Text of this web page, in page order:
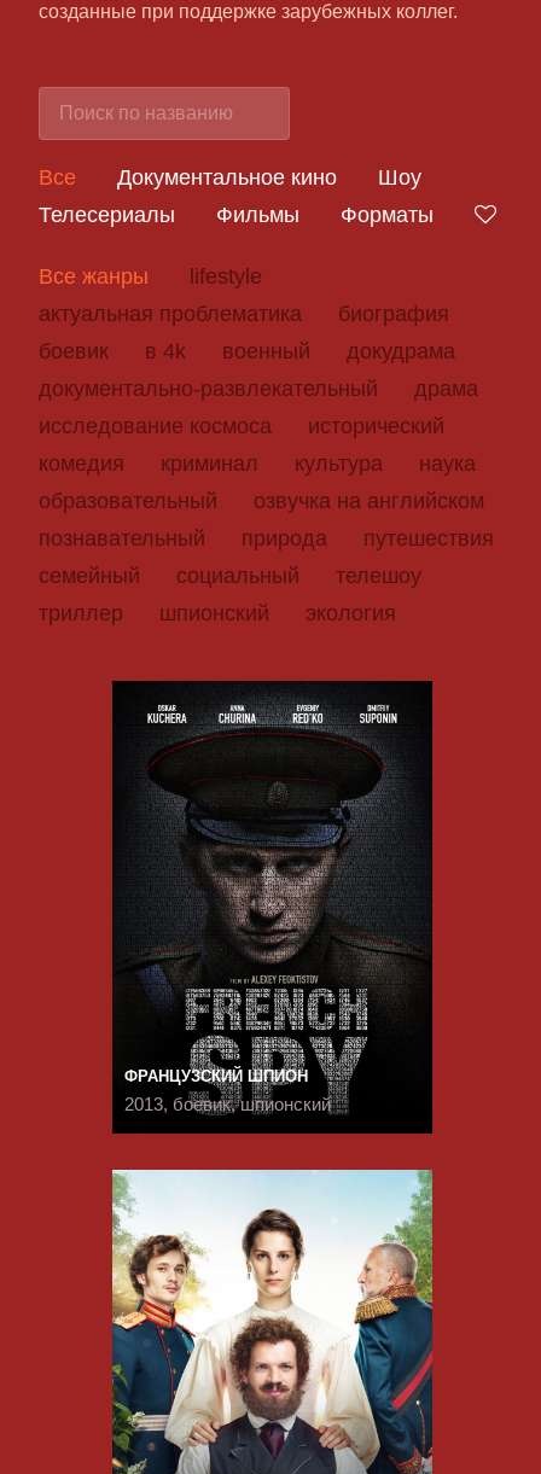
созданные при поддержке зарубежных коллег.
Все Документальное кино
Шоу
Телесериалы
Фильмы Форматы
Все жанры
lifestyle
актуальная проблематика
биография
боевик
в 4k военный
докудрама
документально-развлекательный
драма
исследование космоса
исторический
комедия
криминал культура
наука
образовательный
озвучка на английском
познавательный
природа
путешествия
семейный
социальный
телешоу
триллер
шпионский экология
ФРАНЦУЗСКИЙ ШПИОН
2013, боевик, шпионский